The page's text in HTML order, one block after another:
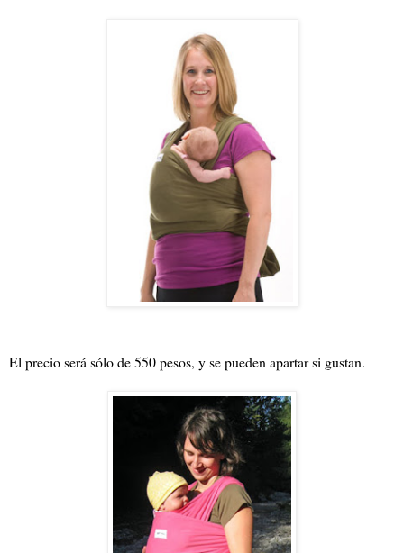
El precio será sólo de 550 pesos, y se pueden apartar si gustan.